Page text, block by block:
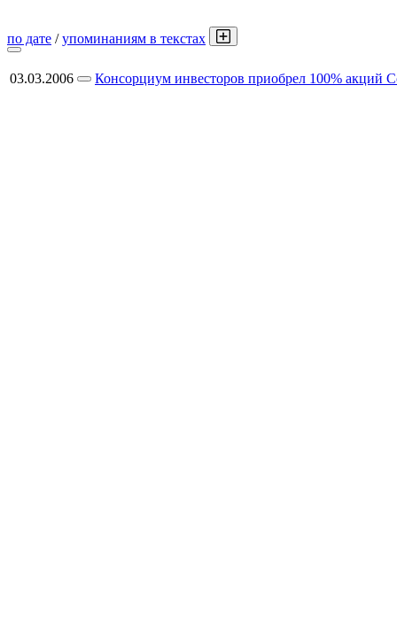
по дате /упоминаниям в текстах
03.03.2006 Консорциум инвесторов приобрел 100% акций